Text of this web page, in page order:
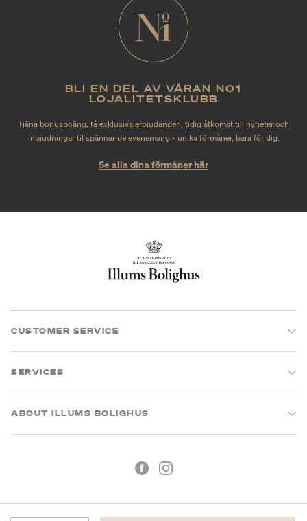
BLI EN DEL AV VÅRAN NO1
LOJALITETSKLUBB
Tjäna bonuspoäng, få exklusiva erbjudanden, tidig åtkomst till nyheter och
inbjudningar til spännande evenemang - unika förmåner, bara för dig.
Se alla dina förmåner här
CUSTOMER SERVICE
SERVICES
ABOUT ILLUMS BOLIGHUS